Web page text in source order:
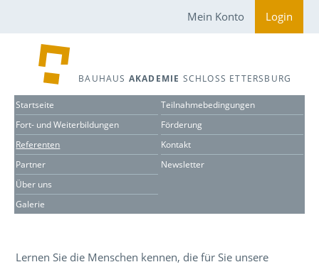
Mein Konto Login
BAUHAUS AKADEMIE SCHLOSS ETTERSBURG
Startseite
Fort- und Weiterbildungen
Referenten
Partner
Über uns
Galerie
Teilnahmebedingungen
Förderung
Kontakt
Newsletter
Lernen Sie die Menschen kennen, die für Sie unsere